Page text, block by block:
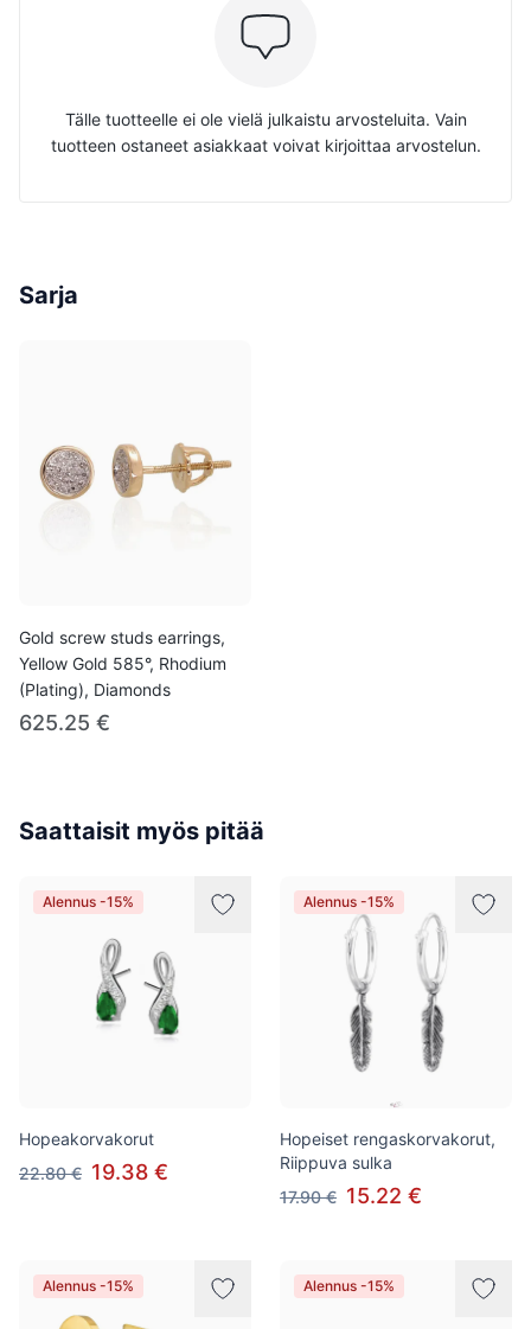
Tälle tuotteelle ei ole vielä julkaistu arvosteluita. Vain
tuotteen ostaneet asiakkaat voivat kirjoittaa arvostelun.
Sarja
Gold screw studs earrings,
Yellow Gold 585°, Rhodium
(Plating), Diamonds
625.25 €
Saattaisit myös pitää
Alennus -15%
Hopeakorvakorut
22.80 € 19.38 €
Alennus -15%
Hopeiset rengaskorvakorut,
Riippuva sulka
17.90 € 15.22 €
Alennus -15% Alennus -15%